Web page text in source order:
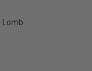
Lomb